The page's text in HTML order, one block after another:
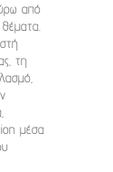
από
τη
μέσα